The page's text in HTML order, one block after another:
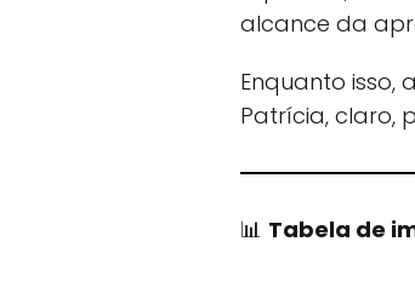
alcance da
Enquanto
Patrícia, claro,
📊 Tabela de